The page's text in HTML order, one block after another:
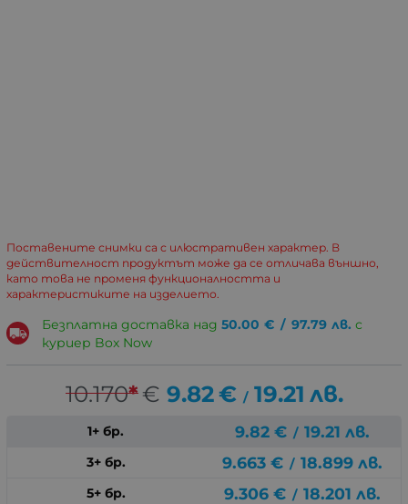
Поставените снимки са с илюстративен характер. В
действителност продуктът може да се отличава външно,
като това не променя функционалността и
характеристиките на изделието.
Безплатна доставка над 50.00 € / 97.79 лв. с
куриер Box Now
10.170*€ 9.82€ / 19.21 лв.
1+ бр. 9.82 € / 19.21 лв.
3+ бр. 9.663 € / 18.899 лв.
5+ бр. 9.306 € / 18.201 лв.